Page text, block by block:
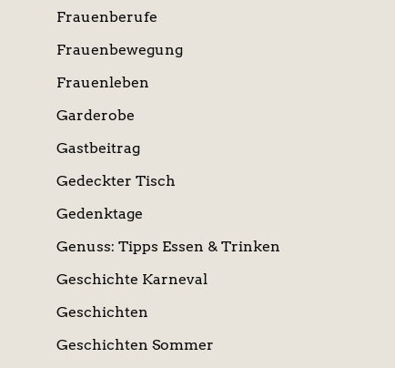
Frauenberufe
Frauenbewegung
Frauenleben
Garderobe
Gastbeitrag
Gedeckter Tisch
Gedenktage
Genuss: Tipps Essen & Trinken
Geschichte Karneval
Geschichten
Geschichten Sommer